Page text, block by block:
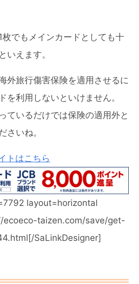
でもメインカードとしても十
いえます。
外旅行傷害保険を適用させるに
を利用しないといけません。
ているだけでは保険の適用外と
さいね。
トはこちら
layout=horizontal
taizen.com/save/get-
SaLinkDesigner]